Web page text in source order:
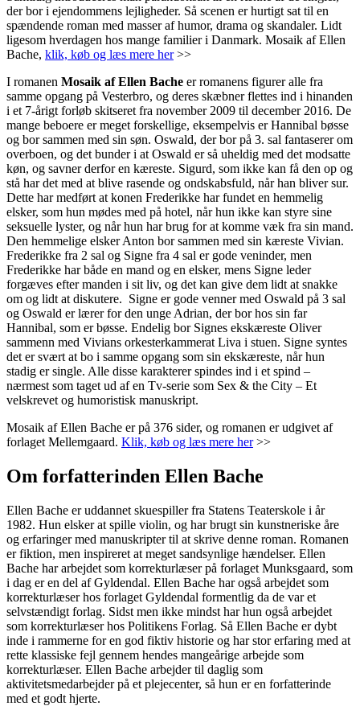
der bor i ejendommens lejligheder. Så scenen er hurtigt sat til en
spændende roman med masser af humor, drama og skandaler. Lidt
ligesom hverdagen hos mange familier i Danmark. Mosaik af Ellen
Bache, klik, køb og læs mere her>>
I romanen Mosaik af Ellen Bache er romanens figurer alle fra
samme opgang på Vesterbro, og deres skæbner flettes ind i hinanden
i et 7-årigt forløb skitseret fra november 2009 til december 2016. De
mange beboere er meget forskellige, eksempelvis er Hannibal bøsse
og bor sammen med sin søn. Oswald, der bor på 3. sal fantaserer om
overboen, og det bunder i at Oswald er så uheldig med det modsatte
køn, og savner derfor en kæreste. Sigurd, som ikke kan få den op og
stå har det med at blive rasende og ondskabsfuld, når han bliver sur.
Dette har medført at konen Frederikke har fundet en hemmelig
elsker, som hun mødes med på hotel, når hun ikke kan styre sine
seksuelle lyster, og når hun har brug for at komme væk fra sin mand.
Den hemmelige elsker Anton bor sammen med sin kæreste Vivian.
Frederikke fra 2 sal og Signe fra 4 sal er gode veninder, men
Frederikke har både en mand og en elsker, mens Signe leder
forgæves efter manden i sit liv, og det kan give dem lidt at snakke
om og lidt at diskutere. Signe er gode venner med Oswald på 3 sal
og Oswald er lærer for den unge Adrian, der bor hos sin far
Hannibal, som er bøsse. Endelig bor Signes ekskæreste Oliver
sammenn med Vivians orkesterkammerat Liva i stuen. Signe syntes
det er svært at bo i samme opgang som sin ekskæreste, når hun
stadig er single. Alle disse karakterer spindes ind i et spind –
nærmest som taget ud af en Tv-serie som Sex & the City – Et
velskrevet og humoristisk manuskript.
Mosaik af Ellen Bache er på 376 sider, og romanen er udgivet af
forlaget Mellemgaard. Klik, køb og læs mere her>>
Om forfatterinden Ellen Bache
Ellen Bache er uddannet skuespiller fra Statens Teaterskole i år
1982. Hun elsker at spille violin, og har brugt sin kunstneriske åre
og erfaringer med manuskripter til at skrive denne roman. Romanen
er fiktion, men inspireret at meget sandsynlige hændelser. Ellen
Bache har arbejdet som korrekturlæser på forlaget Munksgaard, som
i dag er en del af Gyldendal. Ellen Bache har også arbejdet som
korrekturlæser hos forlaget Gyldendal formentlig da de var et
selvstændigt forlag. Sidst men ikke mindst har hun også arbejdet
som korrekturlæser hos Politikens Forlag. Så Ellen Bache er dybt
inde i rammerne for en god fiktiv historie og har stor erfaring med at
rette klassiske fejl gennem hendes mangeårige arbejde som
korrekturlæser. Ellen Bache arbejder til daglig som
aktivitetsmedarbejder på et plejecenter, så hun er en forfatterinde
med et godt hjerte.